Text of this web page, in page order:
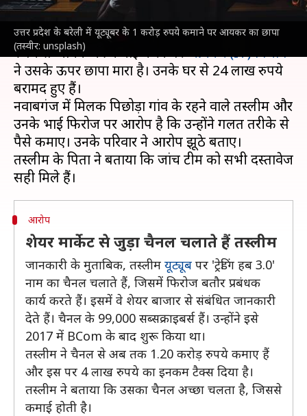
उत्तर प्रदेश के बरेली में यूट्यूबर के 1 करोड़ रुपये कमाने पर आयकर का छापा
(तस्वीर: unsplash)
क्या है खबर?
उत्तर प्रदेशके बरेली में रहने वाले एक यूट्यूबर के एक करोड़
रुपये से अधिक की कमाई करने परआयकर (IT) विभाग
ने उसके ऊपर छापा मारा है। उनके घर से 24 लाख रुपये
बरामद हुए हैं।
नवाबगंज में मिलक पिछोड़ा गांव के रहने वाले तस्लीम और
उनके भाई फिरोज पर आरोप है कि उन्होंने गलत तरीके से
पैसे कमाए। उनके परिवार ने आरोप झूठे बताए।
तस्लीम के पिता ने बताया कि जांच टीम को सभी दस्तावेज
आरोप
शेयर मार्केट से जुड़ा चैनल चलाते हैं तस्लीम
जानकारी के मुताबिक, तस्लीम यूट्यूब पर 'ट्रेडिंग हब 3.0'
नाम का चैनल चलाते हैं, जिसमें फिरोज बतौर प्रबंधक
कार्य करते हैं। इसमें वे शेयर बाजार से संबंधित जानकारी
देते हैं। चैनल के 99,000 सब्सक्राइबर्स हैं। उन्होंने इसे
2017 में BCom के बाद शुरू किया था।
तस्लीम ने चैनल से अब तक 1.20 करोड़ रुपये कमाए हैं
और इस पर 4 लाख रुपये का इनकम टैक्स दिया है।
तस्लीम ने बताया कि उसका चैनल अच्छा चलता है, जिससे
कमाई होती है।